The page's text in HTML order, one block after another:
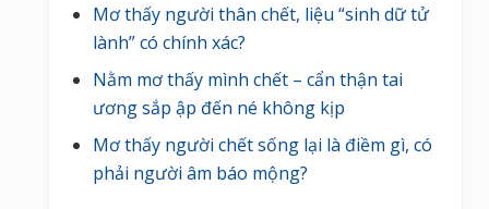
Mơ thấy người thân chết, liệu “sinh dữ tử
lành” có chính xác?
Nằm mơ thấy mình chết – cẩn thận tai
ương sắp ập đến né không kịp
Mơ thấy người chết sống lại là điềm gì, có
phải người âm báo mộng?